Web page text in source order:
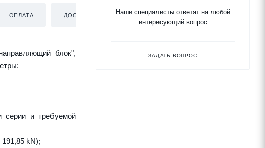
ОПЛАТА ДОСТАВКА
блок",
серии и требуемой
191,85 kN);
Наши специалисты ответят на любой
интересующий вопрос
ЗАДАТЬ ВОПРОС